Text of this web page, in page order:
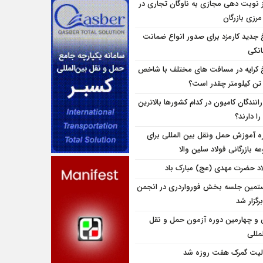
نوبت دهی مجازی به ناوگان تجاری در
مرزی بازرگان
جدید کارمزد برای صدور انواع ضمانت
کرایه در مسافت‌ های مختلف با شاخص
کیلومتر چقدر است؟
کامیون در کدام کشورها بالاترین
دارند؟
آموزش حمل ونقل بین المللی برای
بازرگانی فولاد سلین والا
حضرت مهدی (عج) مبارک باد
جلسه بخش فورواردری در انجمن
شد
چهارمین دوره آزمون حمل و نقل
گمرک هفت روزه شد